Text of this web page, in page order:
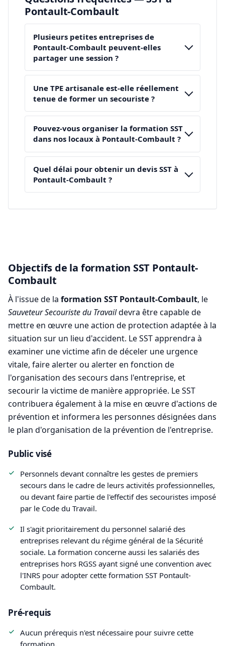
Pontault-Combault
Plusieurs petites entreprises de
Pontault-Combault peuvent-elles
partager une session ?
Une TPE artisanale est-elle réellement
tenue de former un secouriste ?
Pouvez-vous organiser la formation SST
dans nos locaux à Pontault-Combault ?
Quel délai pour obtenir un devis SST à
Pontault-Combault ?
Objectifs de la formation SST Pontault-
Combault
À l'issue de la formation SST Pontault-Combault, le
Sauveteur Secouriste du Travaildevra être capable de
mettre en œuvre une action de protection adaptée à la
situation sur un lieu d'accident. Le SST apprendra à
examiner une victime afin de déceler une urgence
vitale, faire alerter ou alerter en fonction de
l'organisation des secours dans l'entreprise, et
secourir la victime de manière appropriée. Le SST
contribuera également à la mise en œuvre d'actions de
prévention et informera les personnes désignées dans
le plan d'organisation de la prévention de l'entreprise.
Public visé
Personnels devant connaître les gestes de premiers
secours dans le cadre de leurs activités professionnelles,
ou devant faire partie de l'effectif des secouristes imposé
par le Code du Travail.
Il s'agit prioritairement du personnel salarié des
entreprises relevant du régime général de la Sécurité
sociale. La formation concerne aussi les salariés des
entreprises hors RGSS ayant signé une convention avec
l'INRS pour adopter cette formation SST Pontault-
Combault.
Pré-requis
Aucun prérequis n'est nécessaire pour suivre cette
formation.